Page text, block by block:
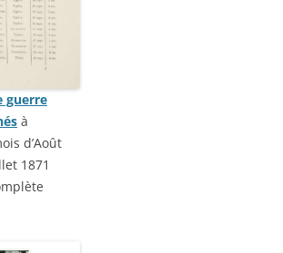
guerre
à
d’Août
1871